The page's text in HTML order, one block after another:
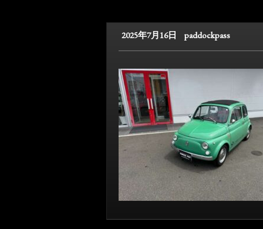
2025年7月16日 paddockpass